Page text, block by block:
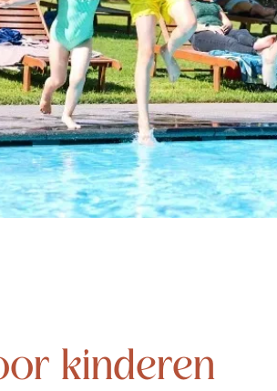
kinderen